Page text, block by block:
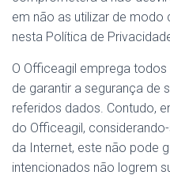
em não as utilizar de
nesta Política de
O Officeagil emprega
de garantir a segurança de
referidos dados. Contudo,
do Officeagil,
da Internet, este não pode
intencionados não logrem